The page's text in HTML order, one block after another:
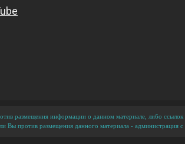
размещения информации о данном материале, либо ссылок
Вы против размещения данного материала - администрация